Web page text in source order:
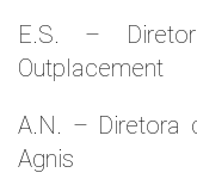
E.S. –
Outplacement
A.N. – Diretora
Agnis